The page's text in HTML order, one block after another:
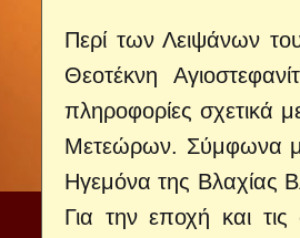
Περί των Λειψάνων
Θεοτέκνη
πληροφορίες σχετικά
Μετεώρων. Σύμφωνα
Ηγεμόνα της Βλαχίας
Για την εποχή και